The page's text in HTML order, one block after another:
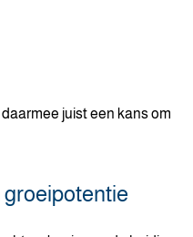
juist een kans om